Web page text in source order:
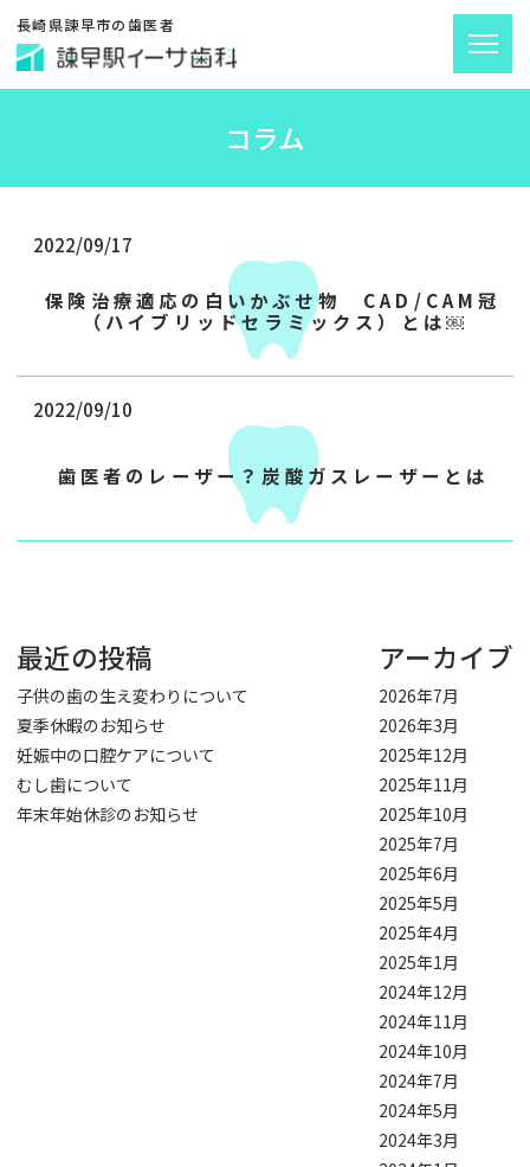
長崎県諫早市の歯医者
コラム
2022/09/17
保険治療適応の白いかぶせ物 CAD/CAM冠
（ハイブリッドセラミックス）とは￼
2022/09/10
歯医者のレーザー？炭酸ガスレーザーとは
最近の投稿
子供の歯の生え変わりについて
夏季休暇のお知らせ
妊娠中の口腔ケアについて
むし歯について
年末年始休診のお知らせ
アーカイブ
2026年7月
2026年3月
2025年12月
2025年11月
2025年10月
2025年7月
2025年6月
2025年5月
2025年4月
2025年1月
2024年12月
2024年11月
2024年10月
2024年7月
2024年5月
2024年3月